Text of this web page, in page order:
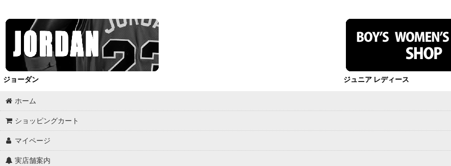
ジョーダン ジュニア レディース
ホーム
ショッピングカート
マイページ
実店舗案内